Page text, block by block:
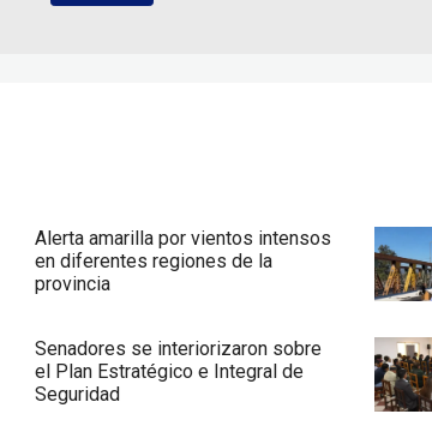
Alerta amarilla por vientos intensos
en diferentes regiones de la
provincia
Senadores se interiorizaron sobre
el Plan Estratégico e Integral de
Seguridad